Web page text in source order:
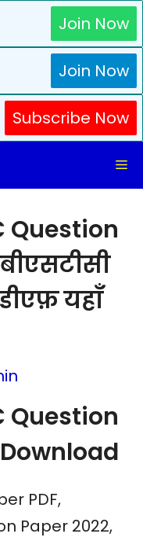
Join Now
Join Now
Subscribe Now
Question
यहाँ
Question
PDF,
Paper 2022,